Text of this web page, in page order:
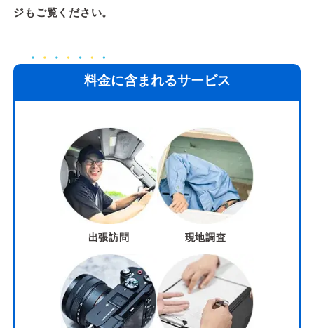
ジもご覧ください。
料金に含まれるサービス
出張訪問 現地調査